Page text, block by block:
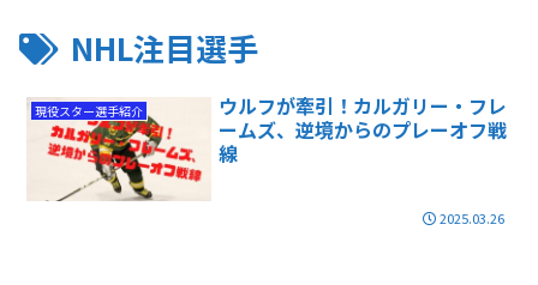
NHL注目選手
現役スター選手紹介
ウルフが牽引！カルガリー・フレ
ームズ、逆境からのプレーオフ戦
線
2025.03.26